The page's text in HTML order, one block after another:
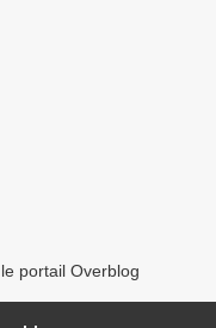
portail Overblog